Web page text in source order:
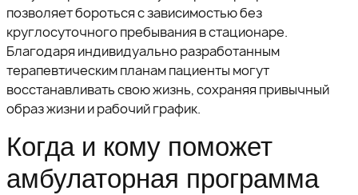
позволяет бороться с зависимостью без
круглосуточного пребывания в стационаре.
Благодаря индивидуально разработанным
терапевтическим планам пациенты могут
восстанавливать свою жизнь, сохраняя привычный
образ жизни и рабочий график.
Когда и кому поможет
амбулаторная программа